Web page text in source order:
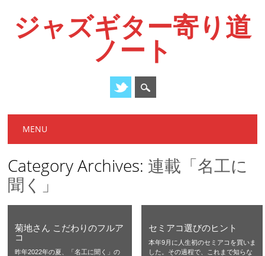
ジャズギター寄り道
ノート
Main menu
MENU
Category Archives: 連載「名工に
聞く」
菊地さん こだわりのフルア
コ
昨年2022年の夏、「名工に聞く」の
セミアコ選びのヒント
本年9月に人生初のセミアコを買いま
した。その過程で、これまで知らな